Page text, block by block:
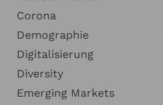
Corona
Demographie
Digitalisierung
Diversity
Emerging Markets